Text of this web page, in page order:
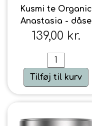
Kusmi te Organic
Anastasia - dåse
139,00 kr.
Tilføj til kurv